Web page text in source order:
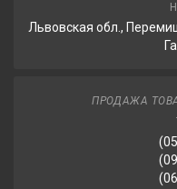
Львовская обл.,
ПРОДАЖА